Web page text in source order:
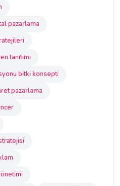
pazarlama
tanıtımı
bitki konsepti
pazarlama